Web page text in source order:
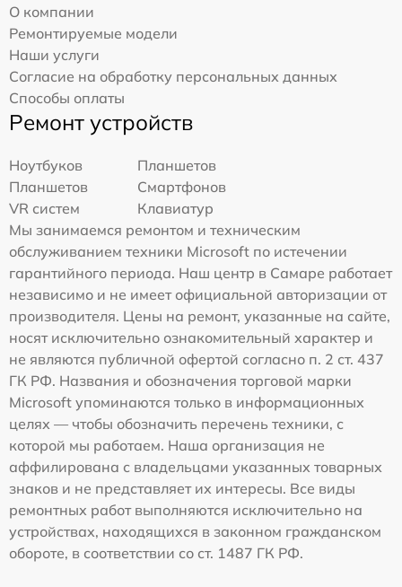
О компании
Ремонтируемые модели
Наши услуги
Согласие на обработку персональных данных
Способы оплаты
Ремонт устройств
Ноутбуков
Планшетов
Планшетов
Смартфонов
VR систем
Клавиатур
Мы занимаемся ремонтом и техническим
обслуживанием техники Microsoft по истечении
гарантийного периода. Наш центр в Самаре работает
независимо и не имеет официальной авторизации от
производителя. Цены на ремонт, указанные на сайте,
носят исключительно ознакомительный характер и
не являются публичной офертой согласно п. 2 ст. 437
ГК РФ. Названия и обозначения торговой марки
Microsoft упоминаются только в информационных
целях — чтобы обозначить перечень техники, с
которой мы работаем. Наша организация не
аффилирована с владельцами указанных товарных
знаков и не представляет их интересы. Все виды
ремонтных работ выполняются исключительно на
устройствах, находящихся в законном гражданском
обороте, в соответствии со ст. 1487 ГК РФ.